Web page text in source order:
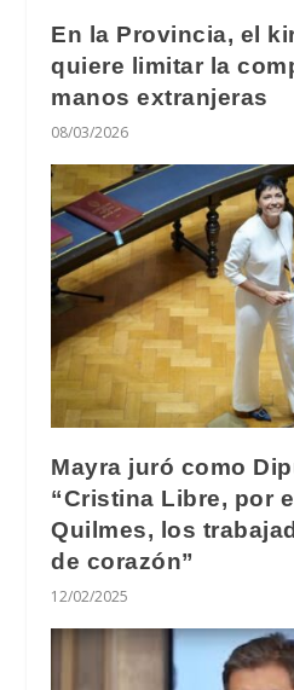
En la Provincia, el
quiere limitar la
manos extranjeras
08/03/2026
Mayra juró como
“Cristina Libre, por
Quilmes, los
de corazón”
12/02/2025